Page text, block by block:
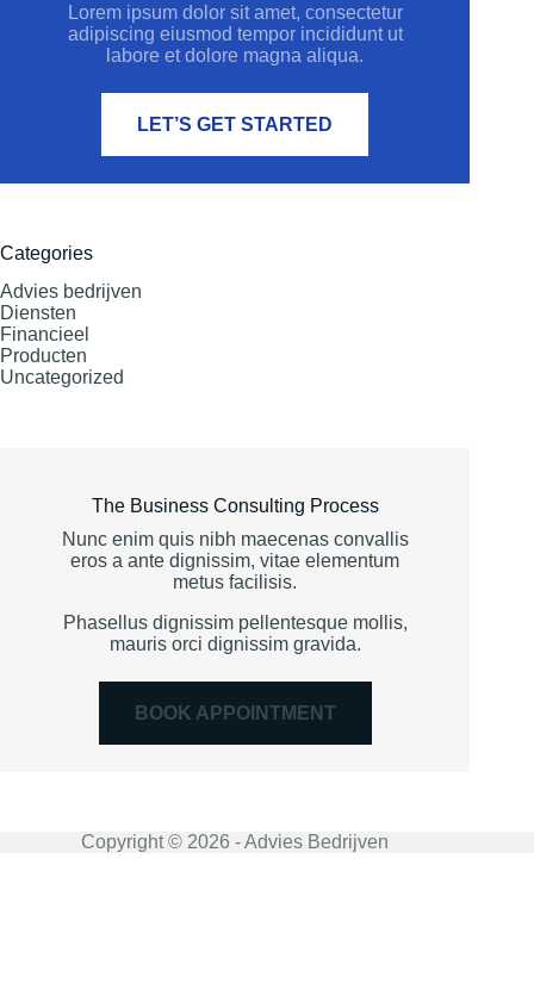
Lorem ipsum dolor sit amet, consectetur
adipiscing eiusmod tempor incididunt ut
labore et dolore magna aliqua.
LET’S GET STARTED
Categories
Advies bedrijven
Diensten
Financieel
Producten
Uncategorized
The Business Consulting Process
Nunc enim quis nibh maecenas convallis
eros a ante dignissim, vitae elementum
metus facilisis.
Phasellus dignissim pellentesque mollis,
mauris orci dignissim gravida.
BOOK APPOINTMENT
Copyright © 2026 - Advies Bedrijven